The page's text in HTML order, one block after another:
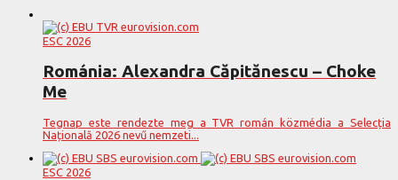
ESC 2026
Románia: Alexandra Căpitănescu – Choke
Me
Tegnap este rendezte meg a TVR román közmédia a Selecția
Națională 2026 nevű nemzeti...
ESC 2026